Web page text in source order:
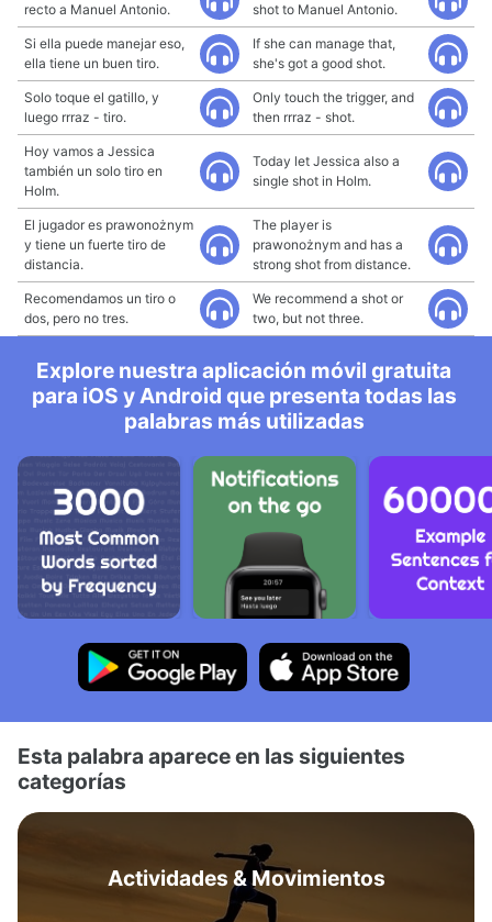
recto a Manuel Antonio.
shot to Manuel Antonio.
Si ella puede manejar eso,
ella tiene un buen tiro.
If she can manage that,
she's got a good shot.
Solo toque el gatillo, y
luego rrraz - tiro.
Only touch the trigger, and
then rrraz - shot.
Hoy vamos a Jessica
también un solo tiro en
Holm.
Today let Jessica also a
single shot in Holm.
El jugador es prawonożnym
y tiene un fuerte tiro de
distancia.
The player is
prawonożnym and has a
strong shot from distance.
Recomendamos un tiro o
dos, pero no tres.
We recommend a shot or
two, but not three.
Explore nuestra aplicación móvil gratuita
para iOS y Android que presenta todas las
palabras más utilizadas
Esta palabra aparece en las siguientes
categorías
Actividades & Movimientos